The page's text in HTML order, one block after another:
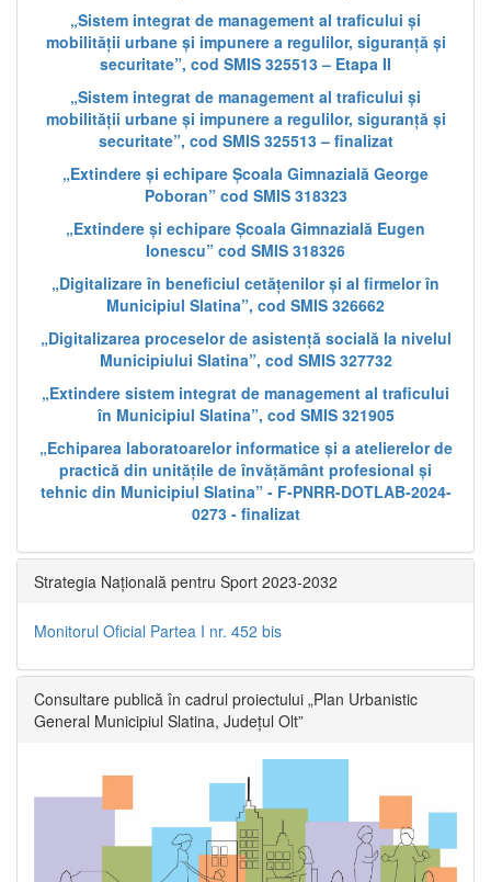
„Sistem integrat de management al traficului și
mobilității urbane și impunere a regulilor, siguranță și
securitate”, cod SMIS 325513 – Etapa II
„Sistem integrat de management al traficului și
mobilității urbane și impunere a regulilor, siguranță și
securitate”, cod SMIS 325513 – finalizat
„Extindere și echipare Școala Gimnazială George
Poboran” cod SMIS 318323
„Extindere și echipare Școala Gimnazială Eugen
Ionescu” cod SMIS 318326
„Digitalizare în beneficiul cetățenilor și al firmelor în
Municipiul Slatina”, cod SMIS 326662
„Digitalizarea proceselor de asistență socială la nivelul
Municipiului Slatina”, cod SMIS 327732
„Extindere sistem integrat de management al traficului
în Municipiul Slatina”, cod SMIS 321905
„Echiparea laboratoarelor informatice și a atelierelor de
practică din unitățile de învățământ profesional și
tehnic din Municipiul Slatina” - F-PNRR-DOTLAB-2024-
0273 - finalizat
Strategia Națională pentru Sport 2023-2032
Monitorul Oficial Partea I nr. 452 bis
Consultare publică în cadrul proiectului „Plan Urbanistic
General Municipiul Slatina, Județul Olt”